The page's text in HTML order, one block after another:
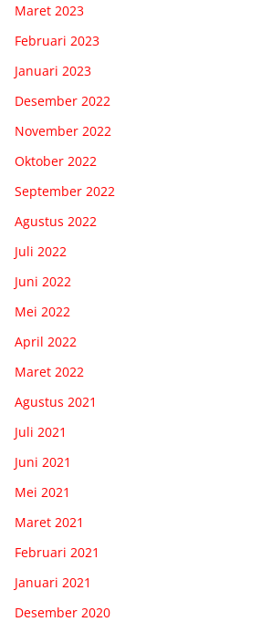
Maret 2023
Februari 2023
Januari 2023
Desember 2022
November 2022
Oktober 2022
September 2022
Agustus 2022
Juli 2022
Juni 2022
Mei 2022
April 2022
Maret 2022
Agustus 2021
Juli 2021
Juni 2021
Mei 2021
Maret 2021
Februari 2021
Januari 2021
Desember 2020